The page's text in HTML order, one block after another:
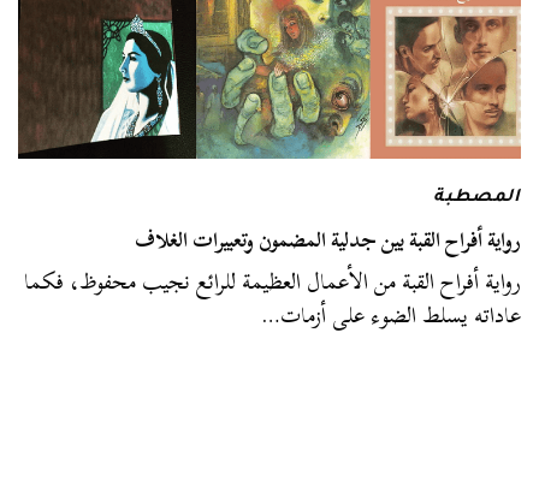
المصطبة
رواية أفراح القبة بين جدلية المضمون وتعبيرات الغلاف
رواية أفراح القبة من الأعمال العظيمة للرائع نجيب محفوظ، فكما
عاداته يسلط الضوء على أزمات…